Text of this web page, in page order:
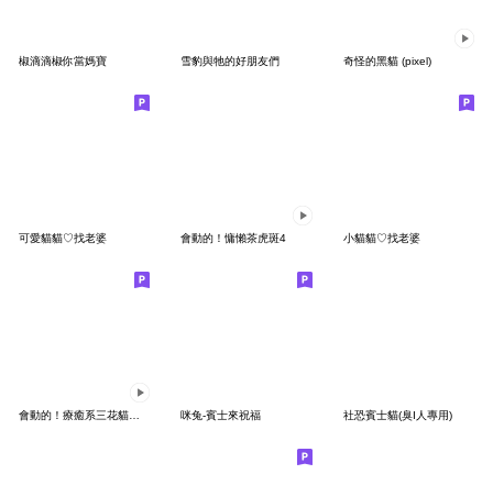
椒滴滴椒你當媽寶 雪豹與牠的好朋友們 奇怪的黑貓 (pixel)
可愛貓貓♡找老婆 會動的！慵懶茶虎斑4 小貓貓♡找老婆
會動的！療癒系三花貓與主人 咪兔-賓士來祝福 社恐賓士貓(臭I人專用)